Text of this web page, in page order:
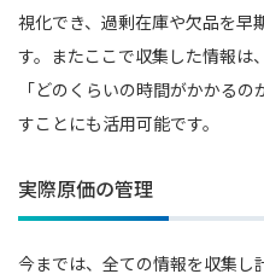
視化でき、過剰在庫や欠品を早
す。またここで収集した情報は
「どのくらいの時間がかかる
すことにも活用可能です。
実際原価の管理
今までは、全ての情報を収集し